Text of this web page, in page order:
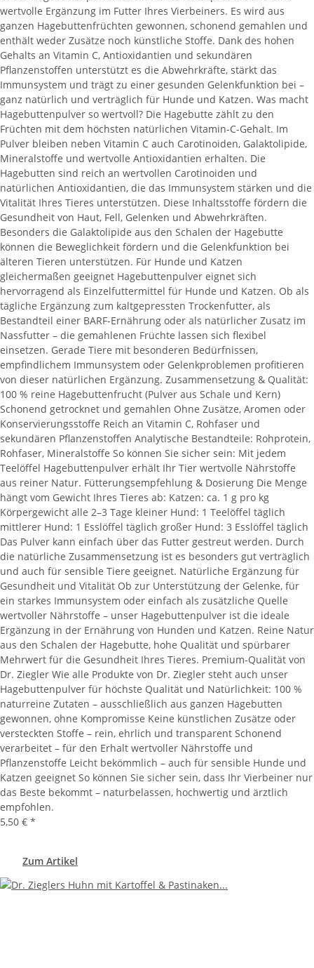
wertvolle Ergänzung im Futter Ihres Vierbeiners. Es wird aus
ganzen Hagebuttenfrüchten gewonnen, schonend gemahlen und
enthält weder Zusätze noch künstliche Stoffe. Dank des hohen
Gehalts an Vitamin C, Antioxidantien und sekundären
Pflanzenstoffen unterstützt es die Abwehrkräfte, stärkt das
Immunsystem und trägt zu einer gesunden Gelenkfunktion bei –
ganz natürlich und verträglich für Hunde und Katzen. Was macht
Hagebuttenpulver so wertvoll? Die Hagebutte zählt zu den
Früchten mit dem höchsten natürlichen Vitamin-C-Gehalt. Im
Pulver bleiben neben Vitamin C auch Carotinoiden, Galaktolipide,
Mineralstoffe und wertvolle Antioxidantien erhalten. Die
Hagebutten sind reich an wertvollen Carotinoiden und
natürlichen Antioxidantien, die das Immunsystem stärken und die
Vitalität Ihres Tieres unterstützen. Diese Inhaltsstoffe fördern die
Gesundheit von Haut, Fell, Gelenken und Abwehrkräften.
Besonders die Galaktolipide aus den Schalen der Hagebutte
können die Beweglichkeit fördern und die Gelenkfunktion bei
älteren Tieren unterstützen. Für Hunde und Katzen
gleichermaßen geeignet Hagebuttenpulver eignet sich
hervorragend als Einzelfuttermittel für Hunde und Katzen. Ob als
tägliche Ergänzung zum kaltgepressten Trockenfutter, als
Bestandteil einer BARF-Ernährung oder als natürlicher Zusatz im
Nassfutter – die gemahlenen Früchte lassen sich flexibel
einsetzen. Gerade Tiere mit besonderen Bedürfnissen,
empfindlichem Immunsystem oder Gelenkproblemen profitieren
von dieser natürlichen Ergänzung. Zusammensetzung & Qualität:
100 % reine Hagebuttenfrucht (Pulver aus Schale und Kern)
Schonend getrocknet und gemahlen Ohne Zusätze, Aromen oder
Konservierungsstoffe Reich an Vitamin C, Rohfaser und
sekundären Pflanzenstoffen Analytische Bestandteile: Rohprotein,
Rohfaser, Mineralstoffe So können Sie sicher sein: Mit jedem
Teelöffel Hagebuttenpulver erhält Ihr Tier wertvolle Nährstoffe
aus reiner Natur. Fütterungsempfehlung & Dosierung Die Menge
hängt vom Gewicht Ihres Tieres ab: Katzen: ca. 1 g pro kg
Körpergewicht alle 2–3 Tage kleiner Hund: 1 Teelöffel täglich
mittlerer Hund: 1 Esslöffel täglich großer Hund: 3 Esslöffel täglich
Das Pulver kann einfach über das Futter gestreut werden. Durch
die natürliche Zusammensetzung ist es besonders gut verträglich
und auch für sensible Tiere geeignet. Natürliche Ergänzung für
Gesundheit und Vitalität Ob zur Unterstützung der Gelenke, für
ein starkes Immunsystem oder einfach als zusätzliche Quelle
wertvoller Nährstoffe – unser Hagebuttenpulver ist die ideale
Ergänzung in der Ernährung von Hunden und Katzen. Reine Natur
aus den Schalen der Hagebutte, hohe Qualität und spürbarer
Mehrwert für die Gesundheit Ihres Tieres. Premium-Qualität von
Dr. Ziegler Wie alle Produkte von Dr. Ziegler steht auch unser
Hagebuttenpulver für höchste Qualität und Natürlichkeit: 100 %
naturreine Zutaten – ausschließlich aus ganzen Hagebutten
gewonnen, ohne Kompromisse Keine künstlichen Zusätze oder
versteckten Stoffe – rein, ehrlich und transparent Schonend
verarbeitet – für den Erhalt wertvoller Nährstoffe und
Pflanzenstoffe Leicht bekömmlich – auch für sensible Hunde und
Katzen geeignet So können Sie sicher sein, dass Ihr Vierbeiner nur
das Beste bekommt – naturbelassen, hochwertig und ärztlich
empfohlen.
5,50 € *
Zum Artikel